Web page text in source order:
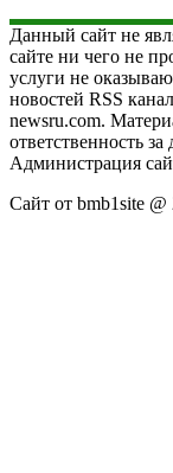
Данный сайт не
сайте ни чего не
услуги не
новостей RSS
newsru.com.
ответственность
Администрация
Сайт от bmb1site @